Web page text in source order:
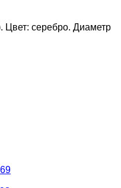
Цвет: серебро. Диаметр